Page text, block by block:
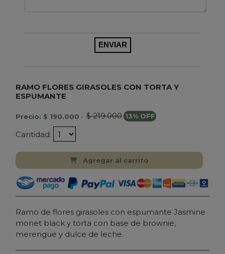
RAMO FLORES GIRASOLES CON TORTA Y
ESPUMANTE
Precio: $ 190.000 - $ 219.000 13% OFF
Cantidad:
Agregar al carrito
Ramo de flores girasoles con espumante Jasmine
monet black y torta con base de brownie,
merengue y dulce de leche.